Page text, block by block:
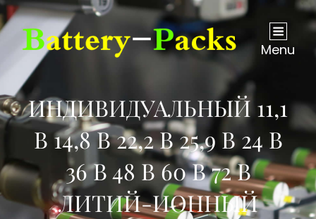
Menu
ИНДИВИДУАЛЬНЫЙ 11,1
В 14,8 В 22,2 В 25,9 В 24 В
36 В 48 В 60 В 72 В
ЛИТИЙ-ИОННЫЙ